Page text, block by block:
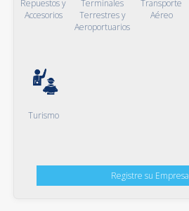
Repuestos y
Accesorios
Terminales
Terrestres y
Aeroportuarios
Transporte
Aéreo
Turismo
Registre su Empresa